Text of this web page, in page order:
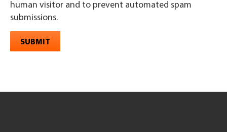
human visitor and to prevent automated spam
submissions.
SUBMIT